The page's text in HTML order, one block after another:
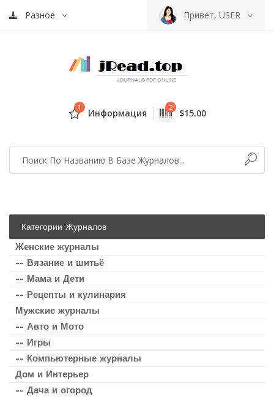
Разное Привет, USER
1 Информация 2 $15.00
Категории Журналов
Женские журналы
-- Вязание и шитьё
-- Мама и Дети
-- Рецепты и кулинария
Мужские журналы
-- Авто и Мото
-- Игры
-- Компьютерные журналы
Дом и Интерьер
-- Дача и огород